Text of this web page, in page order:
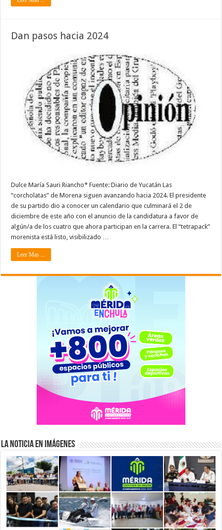
Dan pasos hacia 2024
Dulce María Sauri Riancho* Fuente: Diario de Yucatán Las
“corcholatas” de Morena siguen avanzando hacia 2024. El presidente
de su partido dio a conocer un calendario que culminará el 2 de
diciembre de este año con el anuncio de la candidatura a favor de
algún/a de los cuatro que ahora participan en la carrera. El “tetrapack”
morenista está listo, visibilizado …
Leer Mas ...
La Noticia en Imágenes